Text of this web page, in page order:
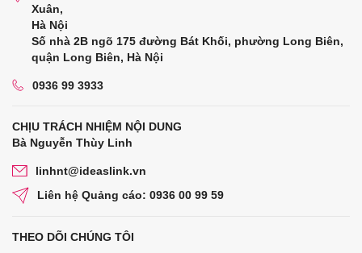
Xuân,
Hà Nội
Số nhà 2B ngõ 175 đường Bát Khối, phường Long Biên,
quận Long Biên, Hà Nội
0936 99 3933
CHỊU TRÁCH NHIỆM NỘI DUNG
Bà Nguyễn Thùy Linh
linhnt@ideaslink.vn
Liên hệ Quảng cáo: 0936 00 99 59
THEO DÕI CHÚNG TÔI